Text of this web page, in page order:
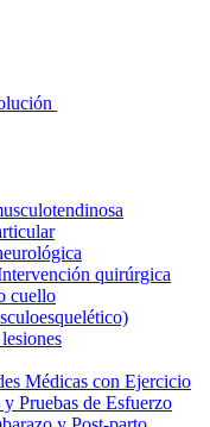
quirúrgica
cuello
Médicas con Ejercicio
Pruebas de Esfuerzo